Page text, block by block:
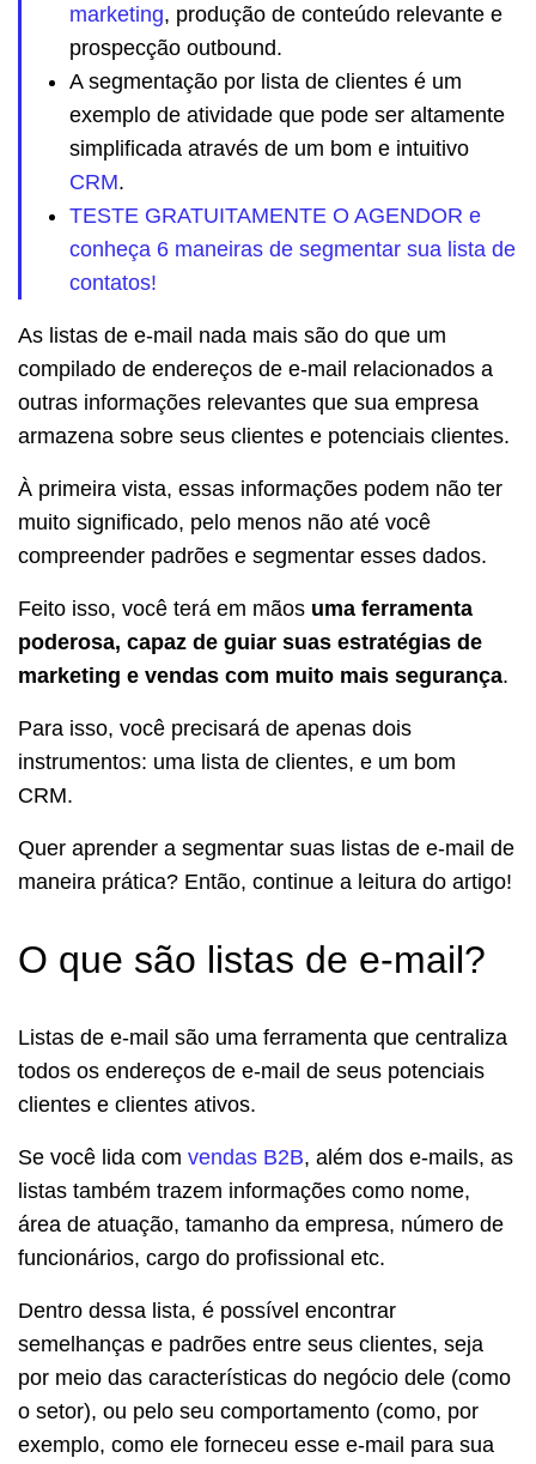
marketing, produção de conteúdo relevante e
prospecção outbound.
A segmentação por lista de clientes é um
exemplo de atividade que pode ser altamente
simplificada através de um bom e intuitivo
CRM.
TESTE GRATUITAMENTE O AGENDOR e
conheça 6 maneiras de segmentar sua lista de
contatos!
As listas de e-mail nada mais são do que um
compilado de endereços de e-mail relacionados a
outras informações relevantes que sua empresa
armazena sobre seus clientes e potenciais clientes.
À primeira vista, essas informações podem não ter
muito significado, pelo menos não até você
compreender padrões e segmentar esses dados.
Feito isso, você terá em mãos uma ferramenta
poderosa, capaz de guiar suas estratégias de
marketing e vendas com muito mais segurança.
Para isso, você precisará de apenas dois
instrumentos: uma lista de clientes, e um bom
CRM.
Quer aprender a segmentar suas listas de e-mail de
maneira prática? Então, continue a leitura do artigo!
O que são listas de e-mail?
Listas de e-mail são uma ferramenta que centraliza
todos os endereços de e-mail de seus potenciais
clientes e clientes ativos.
Se você lida com vendas B2B, além dos e-mails, as
listas também trazem informações como nome,
área de atuação, tamanho da empresa, número de
funcionários, cargo do profissional etc.
Dentro dessa lista, é possível encontrar
semelhanças e padrões entre seus clientes, seja
por meio das características do negócio dele (como
o setor), ou pelo seu comportamento (como, por
exemplo, como ele forneceu esse e-mail para sua